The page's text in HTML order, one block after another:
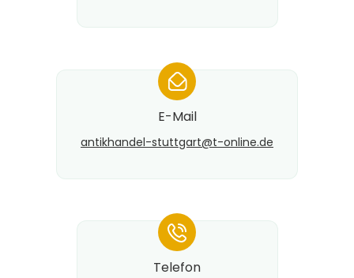
*
E-Mail
antikhandel-stuttgart@​t-online.de
*
Telefon